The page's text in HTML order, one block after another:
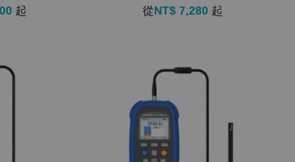
起
從NT$ 7,280 起